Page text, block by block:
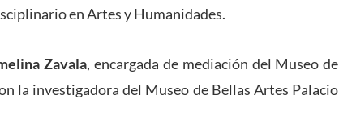
en Artes y Humanidades.
Zavala, encargada de mediación del Museo de
la investigadora del Museo de Bellas Artes Palacio